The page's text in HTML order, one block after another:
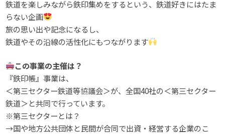
鉄道を楽しみながら鉄印集めをするという、鉄道好きにはたま
らない企画
旅の思い出や記念になるし、
鉄道やその沿線の活性化にもつながります
この事業の主催は？
『鉄印帳』事業は、
＜第三セクター鉄道等協議会＞が、全国40社の＜第三セクター
鉄道＞と共同で行っています。
※第三セクターとは？
→国や地方公共団体と民間が合同で出資・経営する企業のこ